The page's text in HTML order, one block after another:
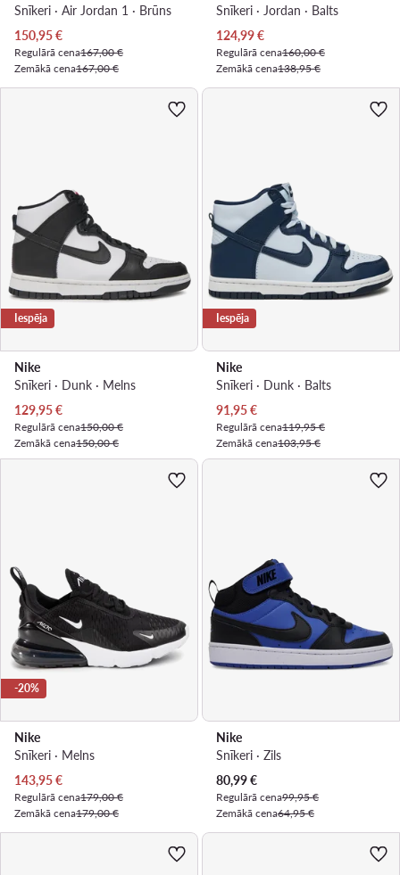
Snīkeri · Air Jordan 1 · Brūns
Pašreizējā cena
150,95€
Regulārā cena167,00 €
Zemākā cena167,00 €
Snīkeri · Jordan · Balts
Pašreizējā cena
124,99€
Regulārā cena160,00 €
Zemākā cena138,95 €
Iespēja
Nike
Snīkeri · Dunk · Melns
Pašreizējā cena
129,95€
Regulārā cena150,00 €
Zemākā cena150,00 €
Iespēja
Nike
Snīkeri · Dunk · Balts
Pašreizējā cena
91,95€
Regulārā cena119,95 €
Zemākā cena103,95 €
-20%
Nike
Snīkeri · Melns
Pašreizējā cena
143,95€
Regulārā cena179,00 €
Zemākā cena179,00 €
Nike
Snīkeri · Zils
Pašreizējā cena
80,99€
Regulārā cena99,95 €
Zemākā cena64,95 €